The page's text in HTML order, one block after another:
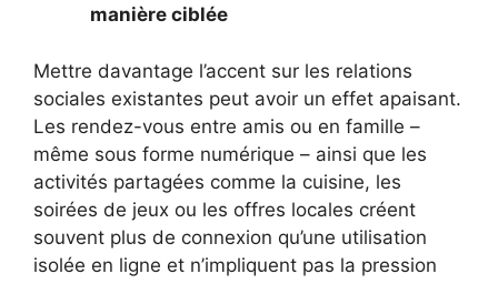
manière ciblée
Mettre davantage l’accent sur les relations
sociales existantes peut avoir un effet apaisant.
Les rendez-vous entre amis ou en famille –
même sous forme numérique – ainsi que les
activités partagées comme la cuisine, les
soirées de jeux ou les offres locales créent
souvent plus de connexion qu’une utilisation
isolée en ligne et n’impliquent pas la pression